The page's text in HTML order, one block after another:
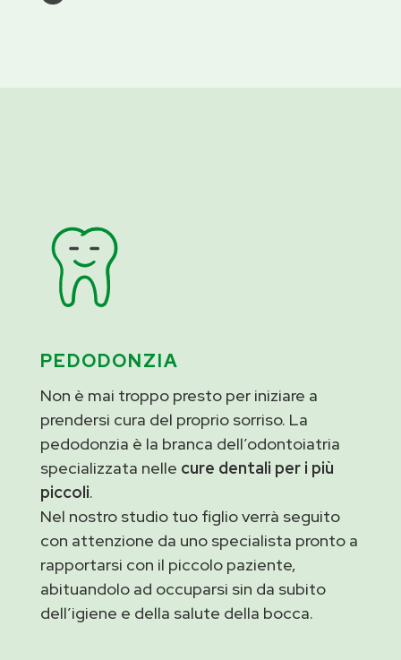
PEDODONZIA
Non è mai troppo presto per iniziare a
prendersi cura del proprio sorriso. La
pedodonzia è la branca dell’odontoiatria
specializzata nelle cure dentali per i più
piccoli.
Nel nostro studio tuo figlio verrà seguito
con attenzione da uno specialista pronto a
rapportarsi con il piccolo paziente,
abituandolo ad occuparsi sin da subito
dell’igiene e della salute della bocca.